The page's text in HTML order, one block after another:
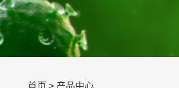
首页 > 产品中心